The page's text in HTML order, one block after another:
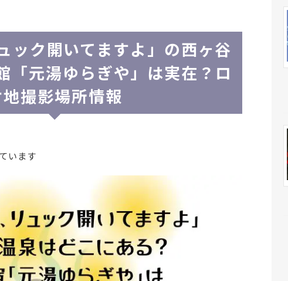
ック開いてますよ」の西ヶ谷
「元湯ゆらぎや」は実在？ロ
撮影場所情報
います